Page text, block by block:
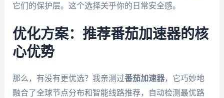
它们的保护层。这个选择关乎你的日常安全感。
优化方案：推荐番茄加速器的核
心优势
那么，有没有更优选？我亲测过番茄加速器，它巧妙地
融合了全球节点分布和智能线路推荐，自动检测最优路